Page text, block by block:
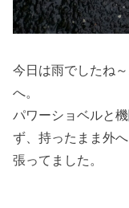
今日は雨でしたね
へ。
パワーショベルと
ず、持ったまま外
張ってました。